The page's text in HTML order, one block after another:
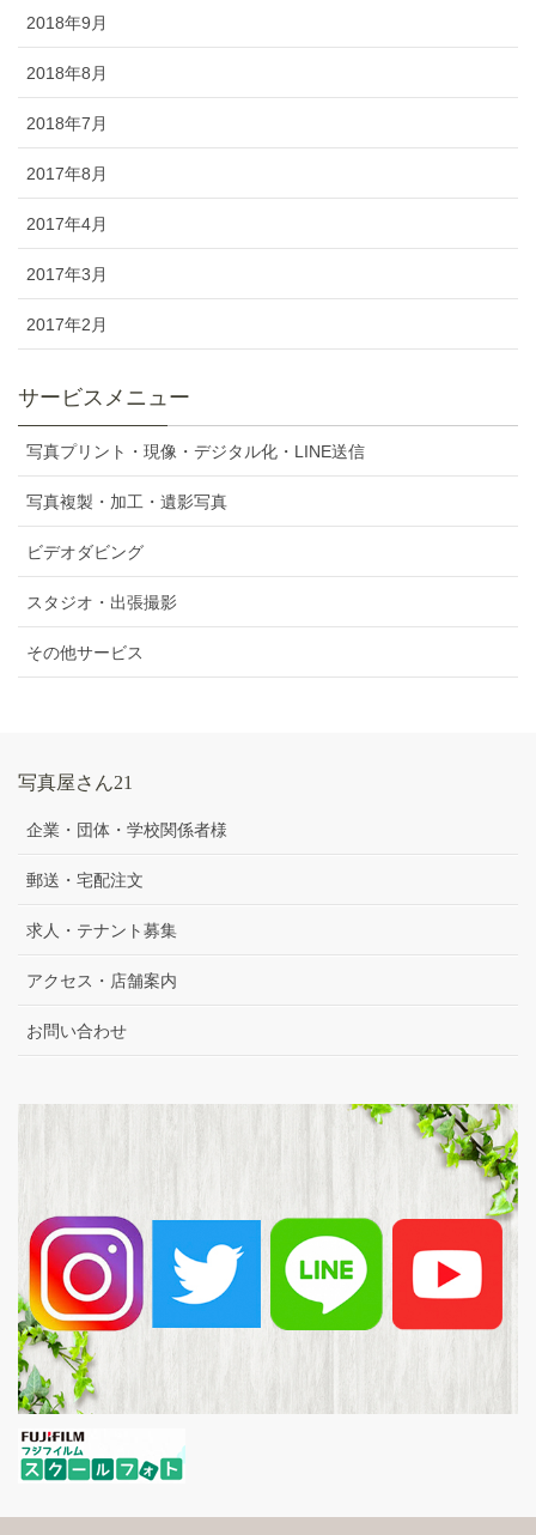
2018年9月
2018年8月
2018年7月
2017年8月
2017年4月
2017年3月
2017年2月
サービスメニュー
写真プリント・現像・デジタル化・LINE送信
写真複製・加工・遺影写真
ビデオダビング
スタジオ・出張撮影
その他サービス
写真屋さん21
企業・団体・学校関係者様
郵送・宅配注文
求人・テナント募集
アクセス・店舗案内
お問い合わせ